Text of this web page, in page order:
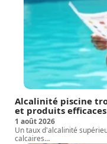
Alcalinité piscine
et produits efficaces
1 août 2026
Un taux d'alcalinité
calcaires…